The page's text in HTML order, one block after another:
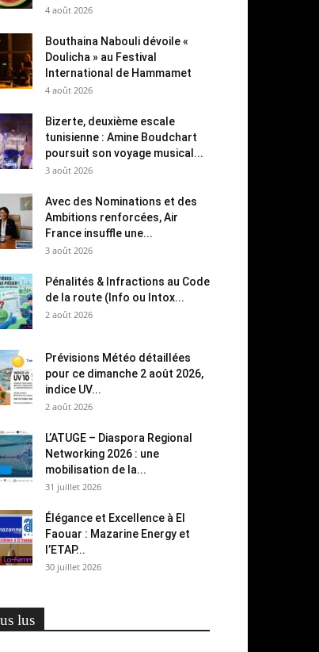
4 août 2026
Bouthaina Nabouli dévoile «
Doulicha » au Festival
International de Hammamet
4 août 2026
Bizerte, deuxième escale
tunisienne : Amine Boudchart
poursuit son voyage musical...
3 août 2026
Avec des Nominations et des
Ambitions renforcées, Air
France insuffle une...
3 août 2026
Pénalités & Infractions au Code
de la route (Info ou Intox...
2 août 2026
Prévisions Météo détaillées
pour ce dimanche 2 août 2026,
indice UV...
2 août 2026
L’ATUGE – Diaspora Regional
Networking 2026 : une
mobilisation de la...
31 juillet 2026
Élégance et Excellence à El
Faouar : Mazarine Energy et
l’ETAP...
30 juillet 2026
lus